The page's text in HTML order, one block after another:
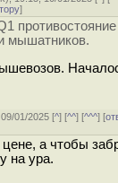
]
противостояние
мышатников.
01/2025 [^] [^^] [^^^] [
а чтобы
на ура.